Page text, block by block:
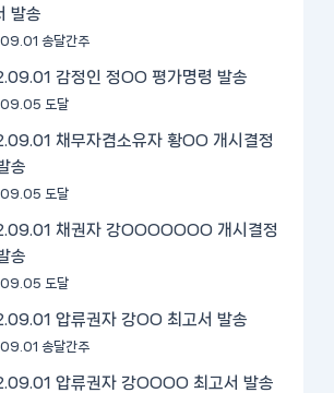
발송
송달간주
감정인 정OO 평가명령 발송
도달
채무자겸소유자 황OO 개시결정
송
도달
채권자 강OOOOOOO 개시결정
송
도달
압류권자 강OO 최고서 발송
송달간주
압류권자 강OOOO 최고서 발송